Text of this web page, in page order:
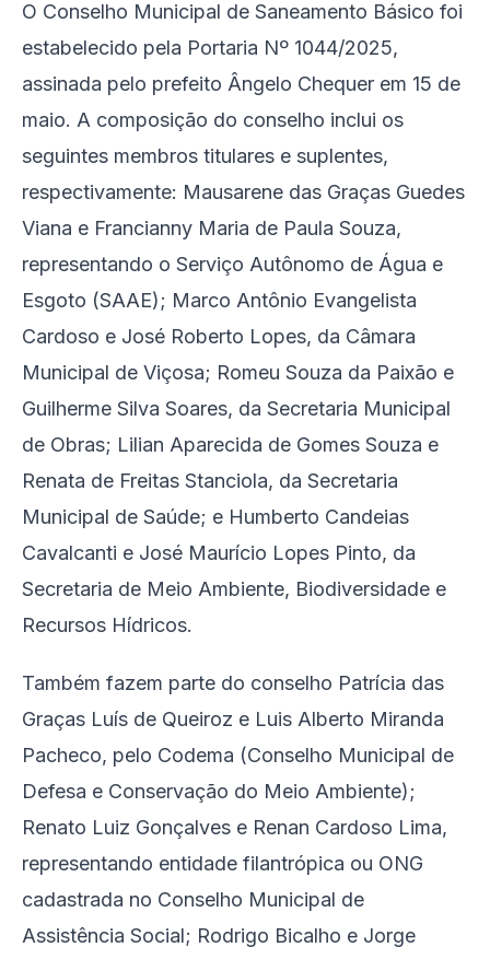
O Conselho Municipal de Saneamento Básico foi
estabelecido pela Portaria Nº 1044/2025,
assinada pelo prefeito Ângelo Chequer em 15 de
maio. A composição do conselho inclui os
seguintes membros titulares e suplentes,
respectivamente: Mausarene das Graças Guedes
Viana e Francianny Maria de Paula Souza,
representando o Serviço Autônomo de Água e
Esgoto (SAAE); Marco Antônio Evangelista
Cardoso e José Roberto Lopes, da Câmara
Municipal de Viçosa; Romeu Souza da Paixão e
Guilherme Silva Soares, da Secretaria Municipal
de Obras; Lilian Aparecida de Gomes Souza e
Renata de Freitas Stanciola, da Secretaria
Municipal de Saúde; e Humberto Candeias
Cavalcanti e José Maurício Lopes Pinto, da
Secretaria de Meio Ambiente, Biodiversidade e
Recursos Hídricos.
Também fazem parte do conselho Patrícia das
Graças Luís de Queiroz e Luis Alberto Miranda
Pacheco, pelo Codema (Conselho Municipal de
Defesa e Conservação do Meio Ambiente);
Renato Luiz Gonçalves e Renan Cardoso Lima,
representando entidade filantrópica ou ONG
cadastrada no Conselho Municipal de
Assistência Social; Rodrigo Bicalho e Jorge